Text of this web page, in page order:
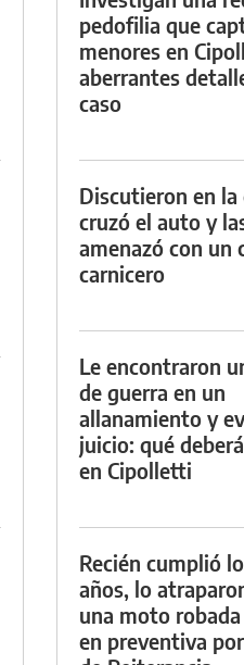
pedofilia que
menores en
aberrantes
caso
Discutieron en la
cruzó el auto y
amenazó con un
carnicero
Le encontraron
de guerra en un
allanamiento y
juicio: qué
en Cipolletti
Recién cumplió
años, lo
una moto
en preventiva